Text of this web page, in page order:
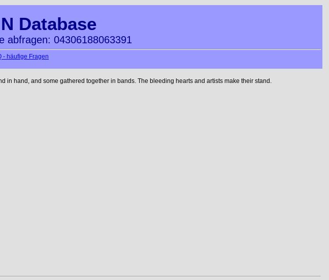
Database
abfragen: 04306188063391
- häufige Fragen
hand, and some gathered together in bands. The bleeding hearts and artists make their stand.